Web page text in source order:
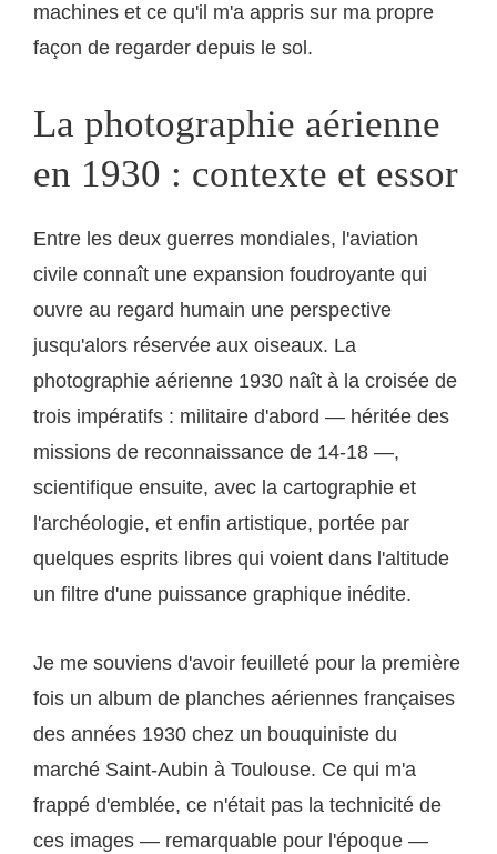
machines et ce qu'il m'a appris sur ma propre
façon de regarder depuis le sol.
La photographie aérienne
en 1930 : contexte et essor
Entre les deux guerres mondiales, l'aviation
civile connaît une expansion foudroyante qui
ouvre au regard humain une perspective
jusqu'alors réservée aux oiseaux. La
photographie aérienne 1930 naît à la croisée de
trois impératifs : militaire d'abord — héritée des
missions de reconnaissance de 14-18 —,
scientifique ensuite, avec la cartographie et
l'archéologie, et enfin artistique, portée par
quelques esprits libres qui voient dans l'altitude
un filtre d'une puissance graphique inédite.
Je me souviens d'avoir feuilleté pour la première
fois un album de planches aériennes françaises
des années 1930 chez un bouquiniste du
marché Saint-Aubin à Toulouse. Ce qui m'a
frappé d'emblée, ce n'était pas la technicité de
ces images — remarquable pour l'époque —